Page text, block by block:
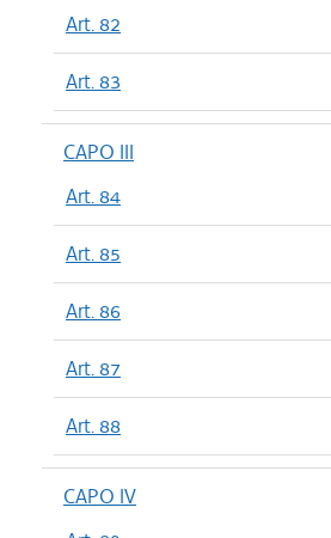
Art. 82
Art. 83
CAPO III
Art. 84
Art. 85
Art. 86
Art. 87
Art. 88
CAPO IV